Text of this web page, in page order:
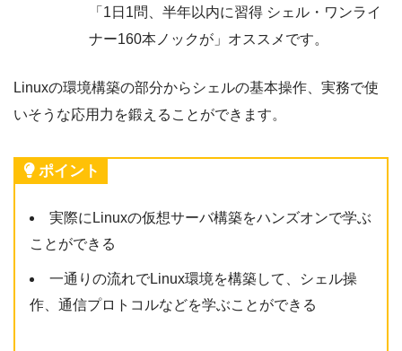
「1日1問、半年以内に習得 シェル・ワンライ
ナー160本ノックが」オススメです。
Linuxの環境構築の部分からシェルの基本操作、実務で使
いそうな応用力を鍛えることができます。
ポイント
実際にLinuxの仮想サーバ構築をハンズオンで学ぶ
ことができる
一通りの流れでLinux環境を構築して、シェル操
作、通信プロトコルなどを学ぶことができる